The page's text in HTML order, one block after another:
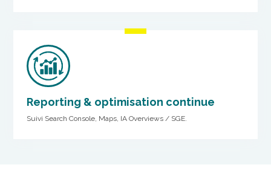
Reporting & optimisation continue
Suivi Search Console, Maps, IA Overviews / SGE.